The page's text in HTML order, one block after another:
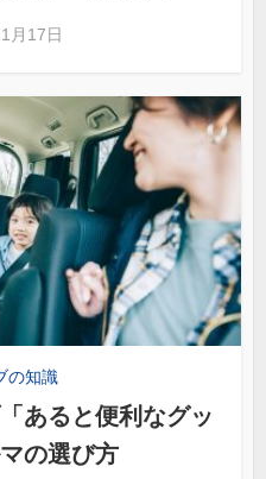
月17日
の知識
あると便利なグッ
の選び方